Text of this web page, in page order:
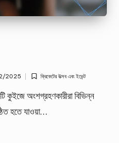
2025
Posted
ক্রিকেটের উত্সব এবং ইভেন্ট
কুইজে অংশগ্রহণকারীরা বিভিন্ন
হতে যাওয়া…